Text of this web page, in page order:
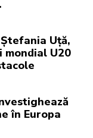
Uță,
U20
în Europa